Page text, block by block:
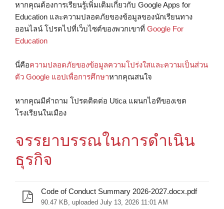
หากคุณต้องการเรียนรู้เพิ่มเติมเกี่ยวกับ Google Apps for
Education และความปลอดภัยของข้อมูลของนักเรียนทาง
ออนไลน์ โปรดไปที่เว็บไซต์ของพวกเขาที่ Google For
Education
นี่คือความปลอดภัยของข้อมูลความโปร่งใสและความเป็นส่วน
ตัว Google แอปเพื่อการศึกษาหากคุณสนใจ
หากคุณมีคำถาม โปรดติดต่อ Utica แผนกไอทีของเขต
โรงเรียนในเมือง
จรรยาบรรณในการดําเนิน
ธุรกิจ
Code of Conduct Summary 2026-2027.docx.pdf
90.47 KB, uploaded July 13, 2026 11:01 AM